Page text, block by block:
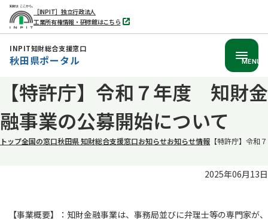
へ
移
［INPIT］独立行政法人
工業所有権情報・研修館はこちら
別
タ
INPIT知財総合支援窓口
秋田県ポータル MENU
【特許庁】令和７年度 知財金
融事業の公募開始について
トップ全国の窓口秋田県 知財総合支援窓口お知らせお知らせ情報 【特許庁】令和
2025年06月13日
【事業概要】：知財金融事業は、事務局並びに弁理士等の専門家が、